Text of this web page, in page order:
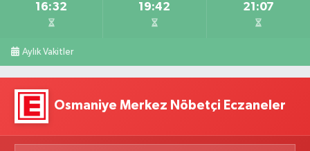
16:32 19:42 21:07
Aylık Vakitler
Osmaniye Merkez Nöbetçi Eczaneler